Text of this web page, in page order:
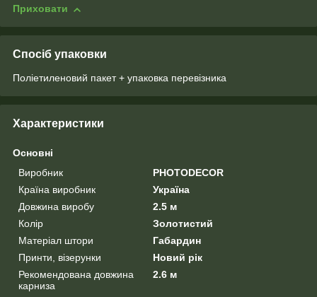
Приховати
Спосіб упаковки
Поліетиленовий пакет + упаковка перевізника
Характеристики
Основні
Виробник
PHOTODECOR
Країна виробник
Україна
Довжина виробу
2.5 м
Колір
Золотистий
Матеріал штори
Габардин
Принти, візерунки
Новий рік
Рекомендована довжина
карниза
2.6 м